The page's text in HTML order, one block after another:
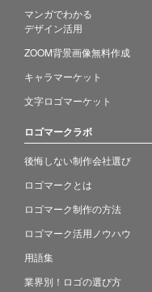
マンガでわかる
デザイン活用
ZOOM背景画像無料作成
キャラマーケット
文字ロゴマーケット
ロゴマークラボ
後悔しない制作会社選び
ロゴマークとは
ロゴマーク制作の方法
ロゴマーク活用ノウハウ
用語集
業界別！ロゴの選び方